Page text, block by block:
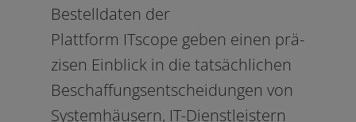
Bestelldaten der
Plattform ITscope geben einen prä­
zi­sen Einblick in die tat­säch­li­chen
Beschaffungsentscheidungen von
Systemhäusern, IT-Dienstleistern